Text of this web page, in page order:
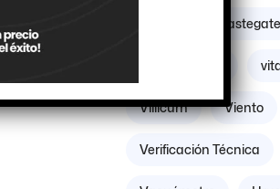
Wastegate
Villicum Viento
Verificación Técnica